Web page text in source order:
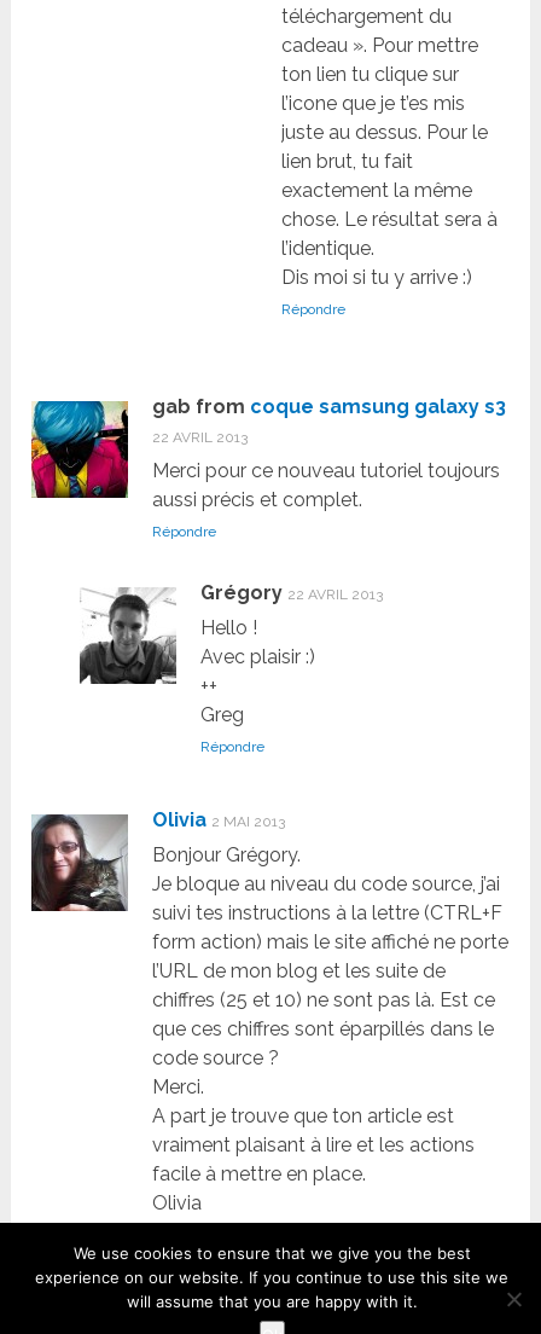
téléchargement du
cadeau ». Pour mettre
ton lien tu clique sur
l’icone que je t’es mis
juste au dessus. Pour le
lien brut, tu fait
exactement la même
chose. Le résultat sera à
l’identique.
Dis moi si tu y arrive :)
Répondre
gab from coque samsung galaxy s3
22 AVRIL 2013
Merci pour ce nouveau tutoriel toujours
aussi précis et complet.
Répondre
Grégory 22 AVRIL 2013
Hello !
Avec plaisir :)
++
Greg
Répondre
Olivia 2 MAI 2013
Bonjour Grégory.
Je bloque au niveau du code source, j’ai
suivi tes instructions à la lettre (CTRL+F
form action) mais le site affiché ne porte
l’URL de mon blog et les suite de
chiffres (25 et 10) ne sont pas là. Est ce
que ces chiffres sont éparpillés dans le
code source ?
Merci.
A part je trouve que ton article est
vraiment plaisant à lire et les actions
facile à mettre en place.
Olivia
Grégory 3 MAI 2013
We use cookies to ensure that we give you the best
experience on our website. If you continue to use this site we
will assume that you are happy with it.